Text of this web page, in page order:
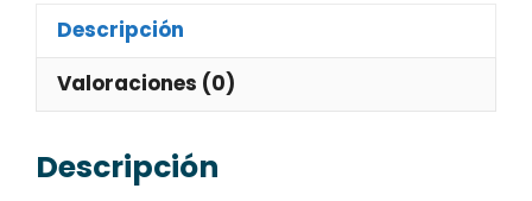
Descripción
Valoraciones (0)
Descripción